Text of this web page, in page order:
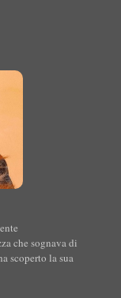
che sognava di
scoperto la sua